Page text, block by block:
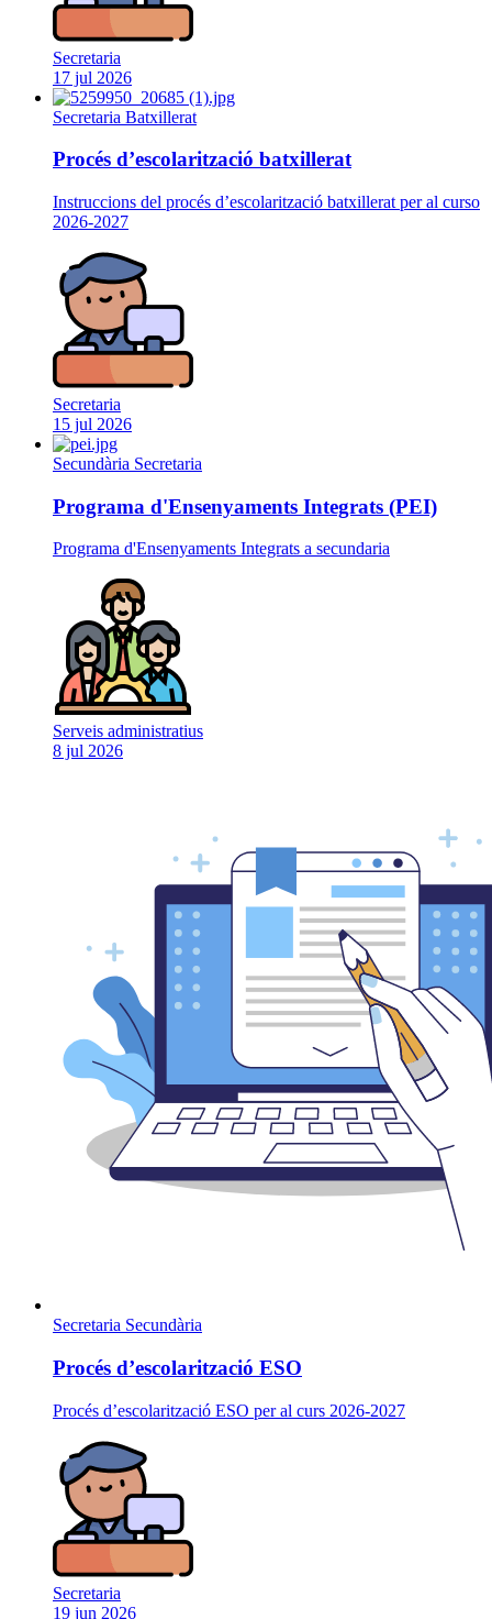
Secretaria
17 jul 2026
Secretaria Batxillerat
Procés d’escolarització batxillerat
Instruccions del procés d’escolarització batxillerat per al curso
2026-2027
Secretaria
15 jul 2026
Secundària Secretaria
Programa d'Ensenyaments Integrats (PEI)
Programa d'Ensenyaments Integrats a secundaria
Serveis administratius
8 jul 2026
Secretaria Secundària
Procés d’escolarització ESO
Procés d’escolarització ESO per al curs 2026-2027
Secretaria
19 jun 2026